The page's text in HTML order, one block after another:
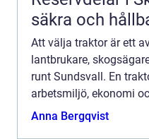
säkra och
Att välja traktor är ett
lantbrukare,
runt Sundsvall. En
arbetsmiljö, ekonomi
faktiskt blir gjort under
Anna Bergqvist